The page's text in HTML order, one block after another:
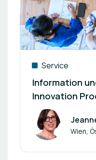
Service
Information
Innovation
Autor Wien,